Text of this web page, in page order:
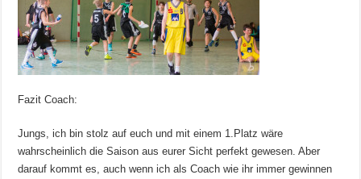
Fazit Coach:
Jungs, ich bin stolz auf euch und mit einem 1.Platz wäre
wahrscheinlich die Saison aus eurer Sicht perfekt gewesen. Aber
darauf kommt es, auch wenn ich als Coach wie ihr immer gewinnen